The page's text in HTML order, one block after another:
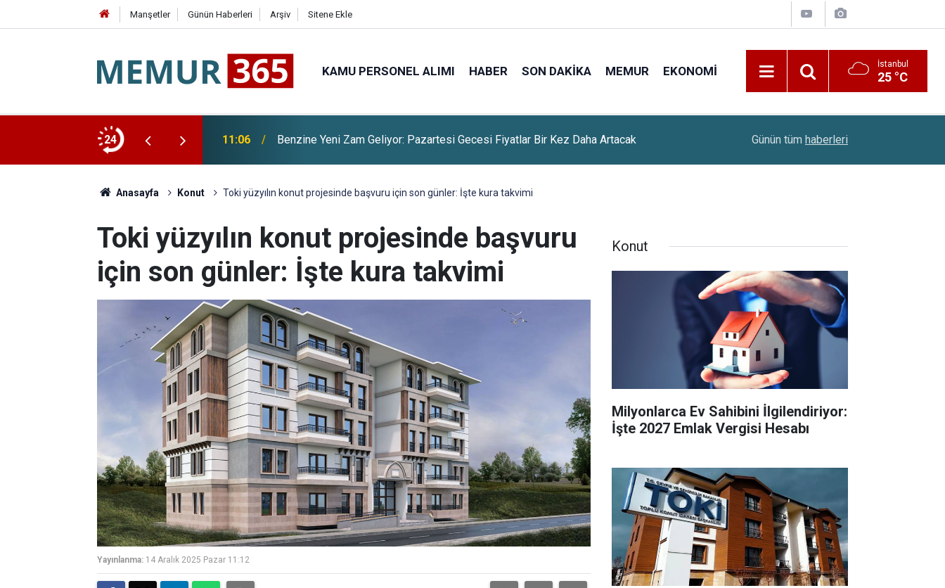
Manşetler Günün Haberleri Arşiv Sitene Ekle
KAMU PERSONEL ALIMI HABER SON DAKIKA MEMUR EKONOMI İstanbul
25 °C
24 11:06 Benzine Yeni Zam Geliyor: Pazartesi Gecesi Fiyatlar Bir Kez Daha Artacak Günün tüm haberleri
Anasayfa Konut Toki yüzyılın konut projesinde başvuru için son günler: İşte kura takvimi
Toki yüzyılın konut projesinde başvuru
için son günler: İşte kura takvimi
Yayınlanma: 14 Aralık 2025 Pazar 11:12
Konut
Milyonlarca Ev Sahibini İlgilendiriyor:
İşte 2027 Emlak Vergisi Hesabı